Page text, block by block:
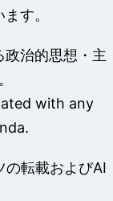
す。
政治的思想・主
with any
の転載およびAI